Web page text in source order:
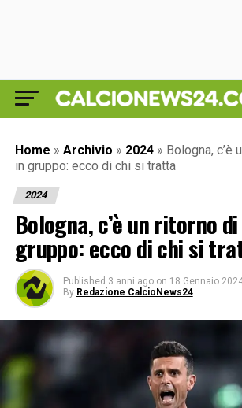
Home » Archivio » 2024 » Bologna, c’è
in gruppo: ecco di chi si tratta
2024
Bologna, c’è un ritorno
gruppo: ecco di chi si
Published 3 anni ago on 18 Gennaio
By Redazione CalcioNews24